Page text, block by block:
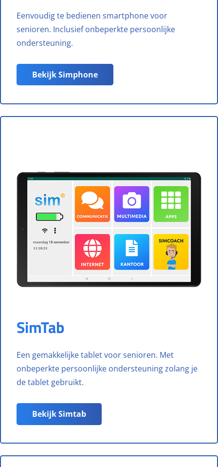
Eenvoudig te bedienen smartphone voor
senioren. Inclusief onbeperkte persoonlijke
ondersteuning.
Bekijk Simphone
SimTab
Een gemakkelijke tablet voor senioren. Met
onbeperkte persoonlijke ondersteuning zolang je
de tablet gebruikt.
Bekijk Simtab